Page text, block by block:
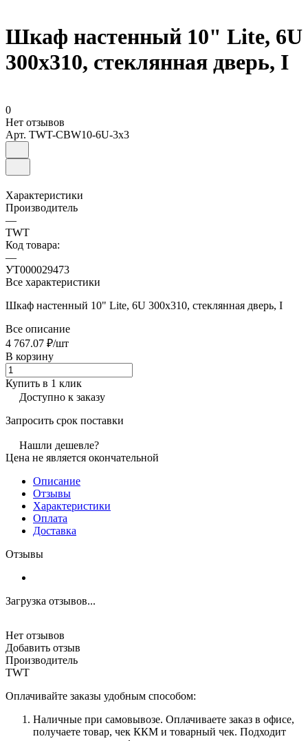
Шкаф настенный 10" Lite, 6U
300x310, стеклянная дверь, I
0
Нет отзывов
Арт. TWT-CBW10-6U-3x3
Характеристики
Производитель
—
TWT
Код товара:
—
УТ000029473
Все характеристики
Шкаф настенный 10" Lite, 6U 300x310, стеклянная дверь, I
Все описание
4 767.07 ₽/шт
В корзину
Купить в 1 клик
Доступно к заказу
Запросить срок поставки
Нашли дешевле?
Цена не является окончательной
Описание
Отзывы
Характеристики
Оплата
Доставка
Отзывы
Загрузка отзывов...
Нет отзывов
Добавить отзыв
Производитель
TWT
Оплачивайте заказы удобным способом:
Наличные при самовывозе. Оплачиваете заказ в офисе,
получаете товар, чек ККМ и товарный чек. Подходит